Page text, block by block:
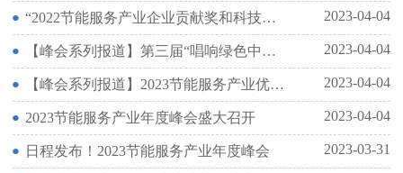
“2022节能服务产业企业贡献奖和科技进步奖”名单公告 2023-04-04
【峰会系列报道】第三届“唱响绿色中国梦”节能服务产业K歌大赛圆满落下帷幕 2023-04-04
【峰会系列报道】2023节能服务产业优秀技术合作论坛在京召开 2023-04-04
2023节能服务产业年度峰会盛大召开 2023-04-04
日程发布！2023节能服务产业年度峰会 2023-03-31